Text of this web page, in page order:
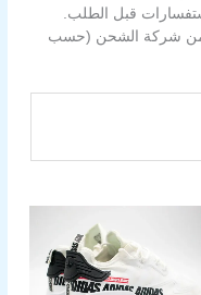
قبل الطلب.
من شركة الشحن (حسب
1.300,00EGP.
الحالي
هو:
899,00EGP.
العديد
من
الأشكال